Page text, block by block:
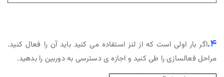
۴. اگر بار اولی است که از لنز استفاده می کنید باید آن را فعال کنید.
مراحل فعالسازی را طی کنید و اجازه ی دسترسی به دوربین را بدهید.